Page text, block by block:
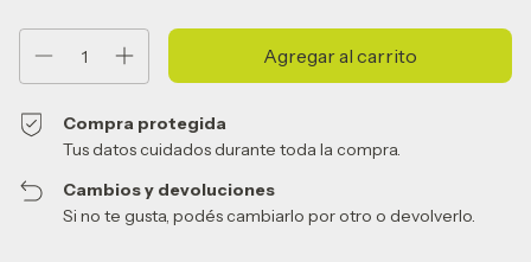
Compra protegida
Tus datos cuidados durante toda la compra.
Cambios y devoluciones
Si no te gusta, podés cambiarlo por otro o devolverlo.